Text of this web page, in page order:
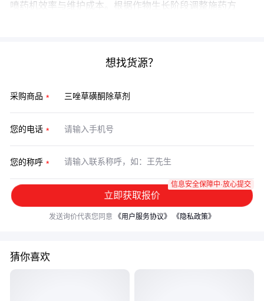
喷药机效率与维护成本。根据作物生长阶段调整施药方
想找货源？
采购商品
您的电话
您的称呼
立即获取报价
信息安全保障中·放心提交
发送询价代表您同意 《用户服务协议》 《隐私政策》
猜你喜欢